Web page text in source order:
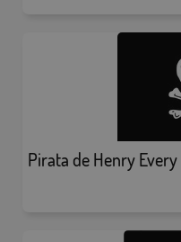
Pirata de Henry Every